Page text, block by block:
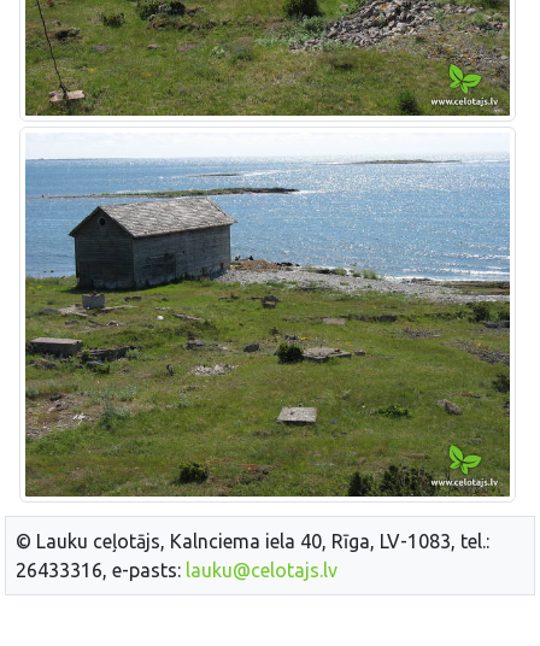
© Lauku ceļotājs, Kalnciema iela 40, Rīga, LV-1083, tel.:
26433316, e-pasts: lauku@celotajs.lv